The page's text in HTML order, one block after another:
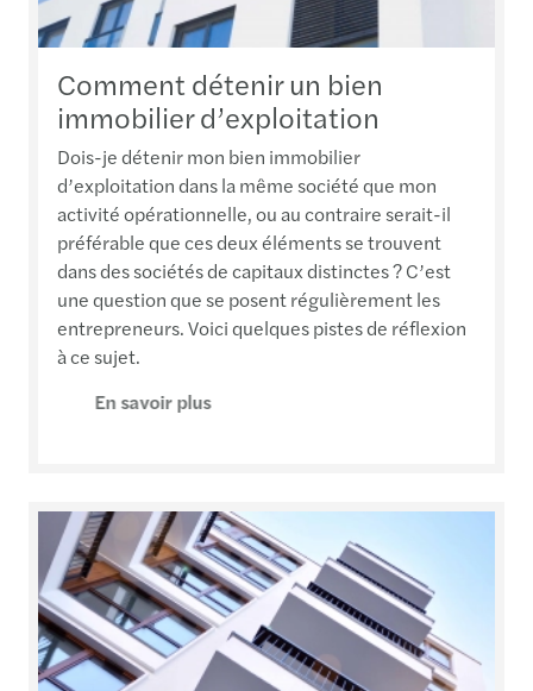
Comment détenir un bien
immobilier d’exploitation
Dois-je détenir mon bien immobilier
d’exploitation dans la même société que mon
activité opérationnelle, ou au contraire serait-il
préférable que ces deux éléments se trouvent
dans des sociétés de capitaux distinctes ? C’est
une question que se posent régulièrement les
entrepreneurs. Voici quelques pistes de réflexion
à ce sujet.
En savoir plus